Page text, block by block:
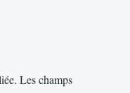
Les champs